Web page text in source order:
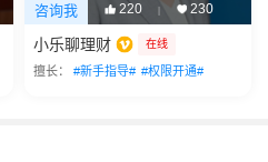
咨询我 220 | 230
小乐聊理财 在线
擅长： #新手指导# #权限开通#